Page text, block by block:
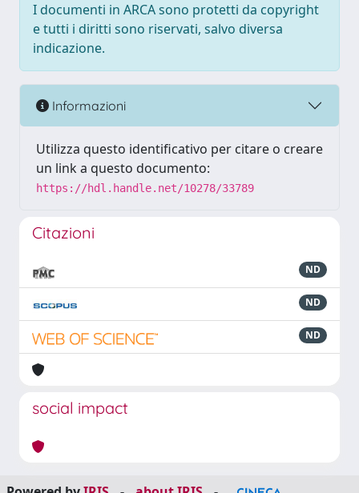
I documenti in ARCA sono protetti da copyright
e tutti i diritti sono riservati, salvo diversa
indicazione.
Informazioni
Utilizza questo identificativo per citare o creare
un link a questo documento:
https://hdl.handle.net/10278/33789
Citazioni
ND
ND
ND
social impact